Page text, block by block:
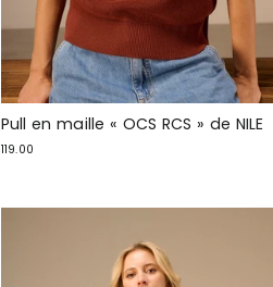
Pull en maille « OCS RCS » de NILE
119.00